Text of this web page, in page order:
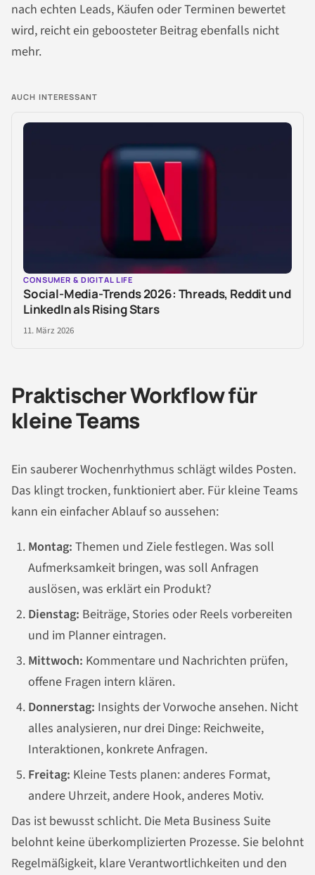
nach echten Leads, Käufen oder Terminen bewertet
wird, reicht ein geboosteter Beitrag ebenfalls nicht
mehr.
AUCH INTERESSANT
CONSUMER & DIGITAL LIFE
Social-Media-Trends 2026: Threads, Reddit und
LinkedIn als Rising Stars
11. März 2026
Praktischer Workflow für
kleine Teams
Ein sauberer Wochenrhythmus schlägt wildes Posten.
Das klingt trocken, funktioniert aber. Für kleine Teams
kann ein einfacher Ablauf so aussehen:
Montag: Themen und Ziele festlegen. Was soll
Aufmerksamkeit bringen, was soll Anfragen
auslösen, was erklärt ein Produkt?
Dienstag: Beiträge, Stories oder Reels vorbereiten
und im Planner eintragen.
Mittwoch: Kommentare und Nachrichten prüfen,
offene Fragen intern klären.
Donnerstag: Insights der Vorwoche ansehen. Nicht
alles analysieren, nur drei Dinge: Reichweite,
Interaktionen, konkrete Anfragen.
Freitag: Kleine Tests planen: anderes Format,
andere Uhrzeit, andere Hook, anderes Motiv.
Das ist bewusst schlicht. Die Meta Business Suite
belohnt keine überkomplizierten Prozesse. Sie belohnt
Regelmäßigkeit, klare Verantwortlichkeiten und den